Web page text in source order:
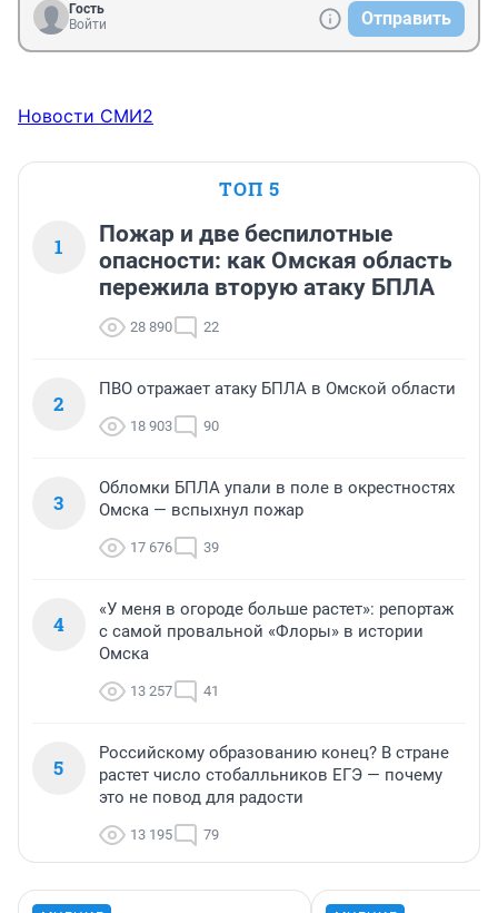
Гость
Войти
Отправить
Новости СМИ2
ТОП 5
1
Пожар и две беспилотные
опасности: как Омская область
пережила вторую атаку БПЛА
28 890 22
2
ПВО отражает атаку БПЛА в Омской области
18 903 90
3
Обломки БПЛА упали в поле в окрестностях
Омска — вспыхнул пожар
17 676 39
4
«У меня в огороде больше растет»: репортаж
с самой провальной «Флоры» в истории
Омска
13 257 41
5
Российскому образованию конец? В стране
растет число стобалльников ЕГЭ — почему
это не повод для радости
13 195 79